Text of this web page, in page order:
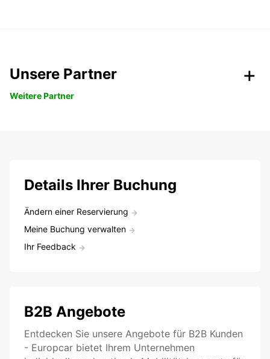
Unsere Partner
Weitere Partner
Details Ihrer Buchung
Ändern einer Reservierung
Meine Buchung verwalten
Ihr Feedback
B2B Angebote
Entdecken Sie unsere Angebote für B2B Kunden
- Europcar bietet Ihrem Unternehmen